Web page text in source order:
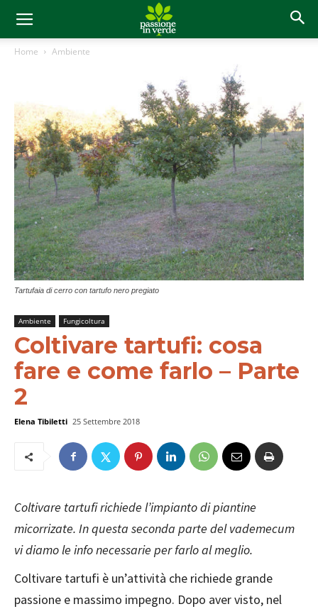
Home Ambiente
Tartufaia di cerro con tartufo nero pregiato
Ambiente Fungicoltura
Coltivare tartufi: cosa
fare e come farlo – Parte
2
Elena Tibiletti 25 Settembre 2018
Coltivare tartufi richiede l’impianto di piantine
micorrizate. In questa seconda parte del vademecum
vi diamo le info necessarie per farlo al meglio.
Coltivare tartufi è un’attività che richiede grande
passione e massimo impegno. Dopo aver visto, nel